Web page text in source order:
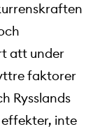
att under
faktorer
Rysslands
inte